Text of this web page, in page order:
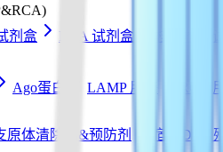
剂盒 RCA 试剂盒
Ago蛋白 LAMP 用酶 RCA
原体清除剂&预防剂
宿主DNA